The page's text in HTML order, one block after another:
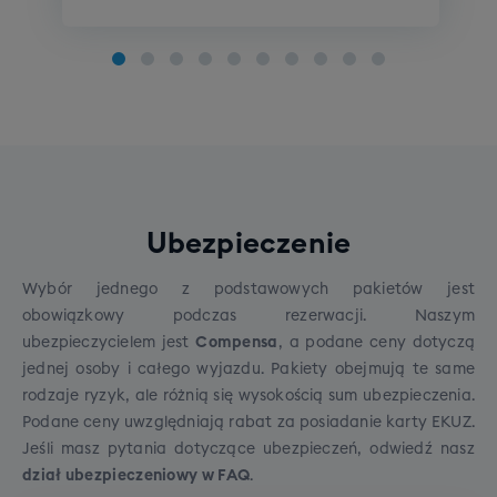
Poziom zaawansowany
Szkolenie SNB grupowe (dorośli)
Cena grupowego szkolenia snowboardowego to
790 zł.
indywidualnym szkoleniu narciarskim lub
zaawansowania. Szkolenie prowadzone przez
polskojęzycznych,licencjonowanych instruktorów
z wieloletnim doświadczeniem w jeździe. Szkolenia
odbywają się w kurorcie podstawowym.Cena:
1000zł.
WAŻNE- dzięki zapisom na szkolenia
indywidualne jesteśmy w stanie dostosować
Ubezpieczenie
Wybór jednego z podstawowych pakietów jest
obowiązkowy podczas rezerwacji. Naszym
ubezpieczycielem jestCompensa , a podane ceny dotyczą
jednej osoby i całego wyjazdu. Pakiety obejmują te same
rodzaje ryzyk, ale różnią się wysokością sum ubezpieczenia.
Podane ceny uwzględniają rabat za posiadanie karty EKUZ.
Jeśli masz pytania dotyczące ubezpieczeń, odwiedź nasz
dział ubezpieczeniowy w FAQ.